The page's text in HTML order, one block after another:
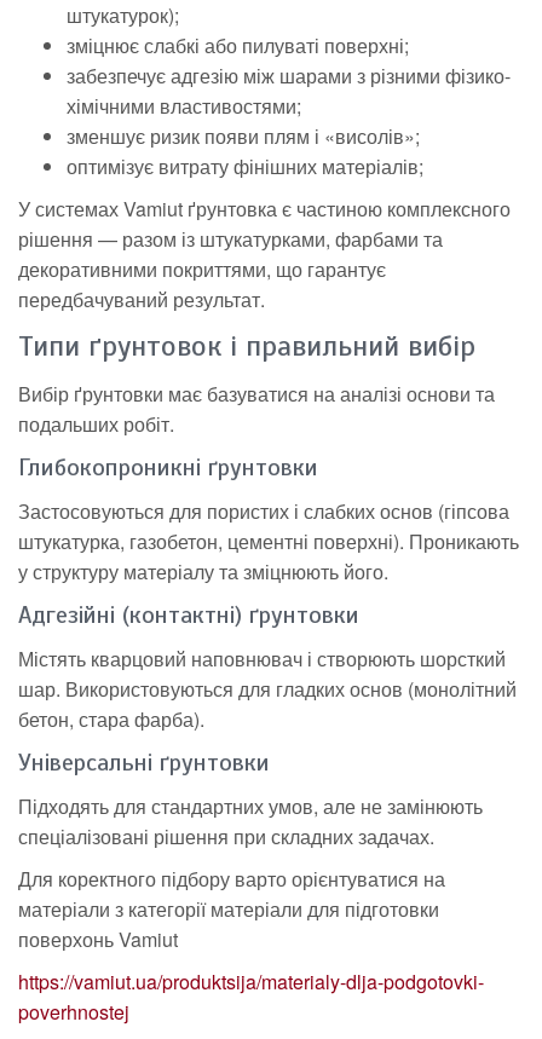
штукатурок);
зміцнює слабкі або пилуваті поверхні;
забезпечує адгезію між шарами з різними фізико-
хімічними властивостями;
зменшує ризик появи плям і «висолів»;
оптимізує витрату фінішних матеріалів;
У системах Vamiut ґрунтовка є частиною комплексного
рішення — разом із штукатурками, фарбами та
декоративними покриттями, що гарантує
передбачуваний результат.
Типи ґрунтовок і правильний вибір
Вибір ґрунтовки має базуватися на аналізі основи та
подальших робіт.
Глибокопроникні ґрунтовки
Застосовуються для пористих і слабких основ (гіпсова
штукатурка, газобетон, цементні поверхні). Проникають
у структуру матеріалу та зміцнюють його.
Адгезійні (контактні) ґрунтовки
Містять кварцовий наповнювач і створюють шорсткий
шар. Використовуються для гладких основ (монолітний
бетон, стара фарба).
Універсальні ґрунтовки
Підходять для стандартних умов, але не замінюють
спеціалізовані рішення при складних задачах.
Для коректного підбору варто орієнтуватися на
матеріали з категорії матеріали для підготовки
поверхонь Vamiut
https://vamiut.ua/produktsija/materialy-dlja-podgotovki-
poverhnostej